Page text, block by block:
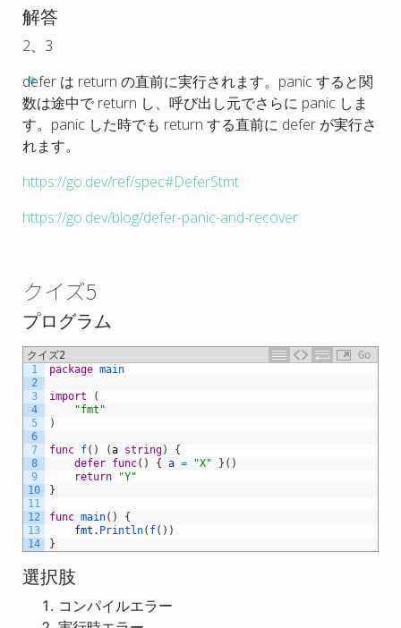
解答
2、3
defer は return の直前に実行されます。panic すると関
数は途中で return し、呼び出し元でさらに panic しま
す。panic した時でも return する直前に defer が実行さ
れます。
https://go.dev/ref/spec#DeferStmt
https://go.dev/blog/defer-panic-and-recover
クイズ5
プログラム
クイズ2
Go
1
2
3
4
5
6
7
8
9
10
11
12
13
14
package main
import
(
"fmt"
)
func f( ) (a string)
{
defer func( ) { a = "X" } ( )
return
"Y"
}
func main( )
{
fmt . Println( f( ) )
}
選択肢
コンパイルエラー